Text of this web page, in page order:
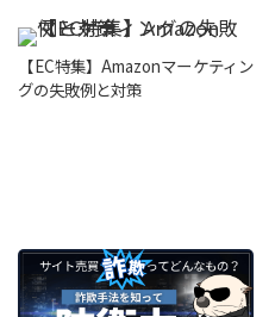
【EC特集】Amazonマーケティン
グの失敗例と対策